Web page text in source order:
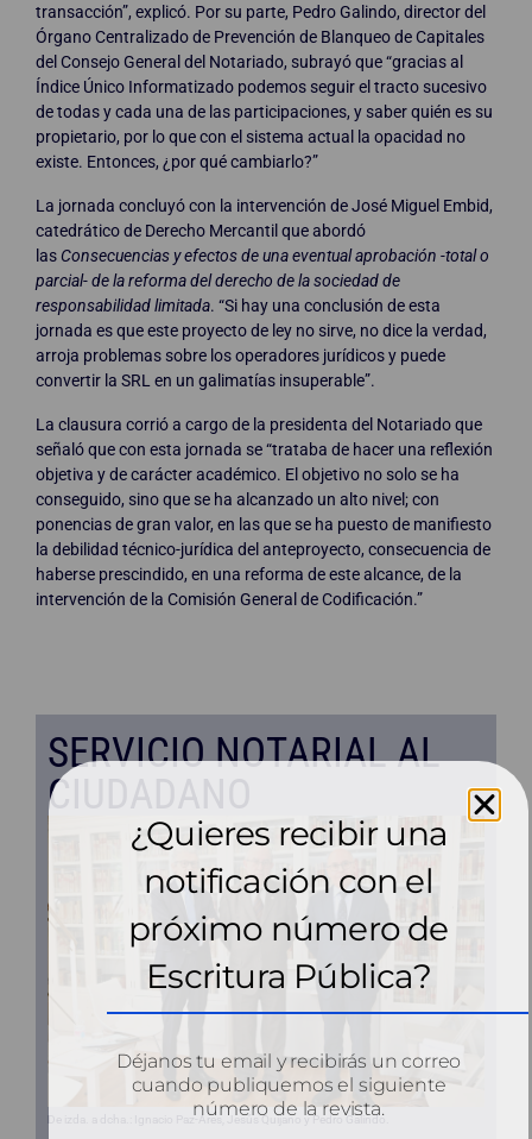
transacción”, explicó. Por su parte, Pedro Galindo, director del
Órgano Centralizado de Prevención de Blanqueo de Capitales
del Consejo General del Notariado, subrayó que “gracias al
Índice Único Informatizado podemos seguir el tracto sucesivo
de todas y cada una de las participaciones, y saber quién es su
propietario, por lo que con el sistema actual la opacidad no
existe. Entonces, ¿por qué cambiarlo?”
La jornada concluyó con la intervención de José Miguel Embid,
catedrático de Derecho Mercantil que abordó
las Consecuencias y efectos de una eventual aprobación -total o
parcial- de la reforma del derecho de la sociedad de
responsabilidad limitada. “Si hay una conclusión de esta
jornada es que este proyecto de ley no sirve, no dice la verdad,
arroja problemas sobre los operadores jurídicos y puede
convertir la SRL en un galimatías insuperable”.
La clausura corrió a cargo de la presidenta del Notariado que
señaló que con esta jornada se “trataba de hacer una reflexión
objetiva y de carácter académico. El objetivo no solo se ha
conseguido, sino que se ha alcanzado un alto nivel; con
ponencias de gran valor, en las que se ha puesto de manifiesto
la debilidad técnico-jurídica del anteproyecto, consecuencia de
haberse prescindido, en una reforma de este alcance, de la
intervención de la Comisión General de Codificación.”
SERVICIO NOTARIAL AL
CIUDADANO
De izda. a dcha.: Ignacio Paz-Ares, Jesús Quijano y Pedro Galindo.
¿Quieres recibir una
notificación con el
próximo número de
Escritura Pública?
Déjanos tu email y recibirás un correo
cuando publiquemos el siguiente
número de la revista.